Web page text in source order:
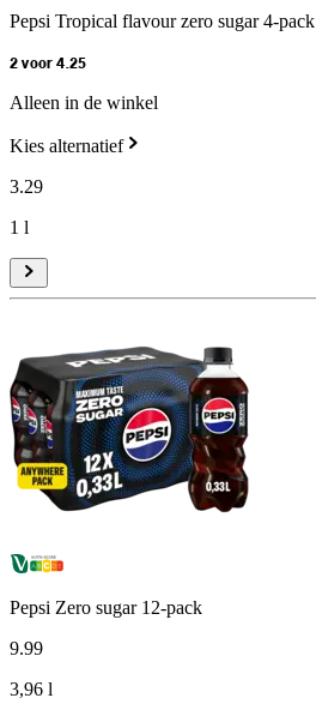
Pepsi Tropical flavour zero sugar 4-pack
2 voor 4.25
Alleen in de winkel
Kies alternatief
3.29
1 l
Pepsi Zero sugar 12-pack
9.99
3,96 l